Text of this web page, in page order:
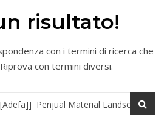
risultato!
con i termini di ricerca che
con termini diversi.